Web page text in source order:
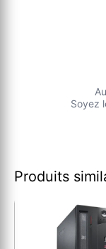
Soyez
Produits